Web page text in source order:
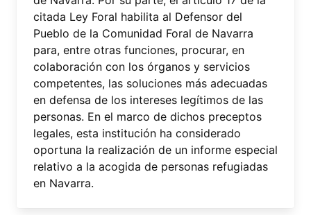
citada Ley Foral habilita al Defensor del
Pueblo de la Comunidad Foral de Navarra
para, entre otras funciones, procurar, en
colaboración con los órganos y servicios
competentes, las soluciones más adecuadas
en defensa de los intereses legítimos de las
personas. En el marco de dichos preceptos
legales, esta institución ha considerado
oportuna la realización de un informe especial
relativo a la acogida de personas refugiadas
en Navarra.